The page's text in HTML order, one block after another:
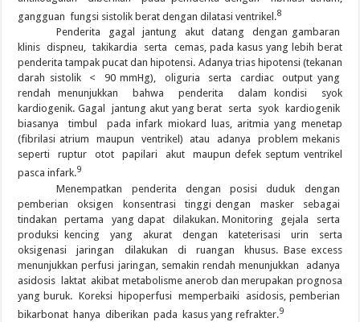
gangguan fungsi sistolik berat dengan dilatasi ventrikel.8
Penderita gagal jantung akut datang dengan gambaran
klinis dispneu, takikardia serta cemas, pada kasus yang lebih berat
penderita tampak pucat dan hipotensi. Adanya trias hipotensi (tekanan
darah sistolik < 90 mmHg), oliguria serta cardiac output yang
rendah menunjukkan bahwa penderita dalam kondisi syok
kardiogenik. Gagal jantung akut yang berat serta syok kardiogenik
biasanya timbul pada infark miokard luas, aritmia yang menetap
(fibrilasi atrium maupun ventrikel) atau adanya problem mekanis
seperti ruptur otot papilari akut maupun defek septum ventrikel
pasca infark.9
Menempatkan penderita dengan posisi duduk dengan
pemberian oksigen konsentrasi tinggi dengan masker sebagai
tindakan pertama yang dapat dilakukan. Monitoring gejala serta
produksi kencing yang akurat dengan kateterisasi urin serta
oksigenasi jaringan dilakukan di ruangan khusus. Base excess
menunjukkan perfusi jaringan, semakin rendah menunjukkan adanya
asidosis laktat akibat metabolisme anerob dan merupakan prognosa
yang buruk. Koreksi hipoperfusi memperbaiki asidosis, pemberian
bikarbonat hanya diberikan pada kasus yang refrakter.9